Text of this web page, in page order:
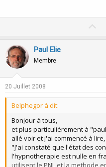
t
Paul Elie
Membre
20 Juillet 2008
Belphegor à dit:
Bonjour à tous,
et plus particulièrement à
allé voir et j'ai commencé à
"J'ai constaté que l'état des
l'hypnotherapie est nulle en